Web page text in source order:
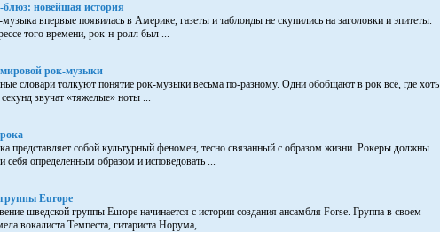
блюз: новейшая история
музыка впервые появилась в Америке, газеты и таблоиды не скупились на заголовки и эпитеты.
того времени, рок-н-ролл был ...
рок-музыки
словари толкуют понятие рок-музыки весьма по-разному. Одни обобщают в рок всё, где хоть
секунд звучат «тяжелые» ноты ...
представляет собой культурный феномен, тесно связанный с образом жизни. Рокеры должны
себя определенным образом и исповедовать ...
Europe
шведской группы Europe начинается с истории создания ансамбля Forse. Группа в своем
вокалиста Темпеста, гитариста Норума, ...